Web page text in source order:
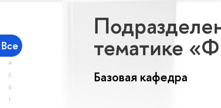
Все
А
Б
В
Г
тематике
Базовая кафедра